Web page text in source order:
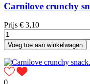
Carnilove crunchy
Prijs € 3,10
Voeg toe aan winkelwagen